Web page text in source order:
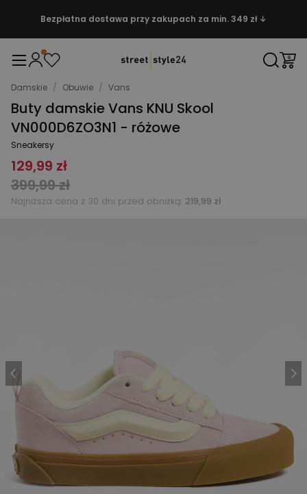
Bezpłatna dostawa przy zakupach za min. 349 zł ↓
Damskie / Obuwie / Vans
Buty damskie Vans KNU Skool
VN000D6ZO3N1 - różowe
Sneakersy
129,99 zł
399,99 zł
Najniższa cena z 30 dni przed obniżką: 219,99 zł